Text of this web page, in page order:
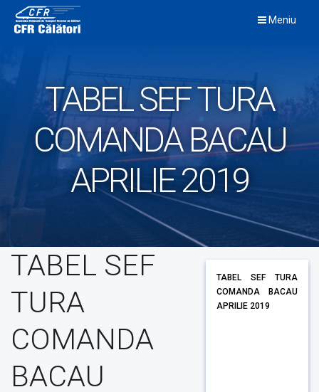
content
Meniu
TABEL SEF TURA
COMANDA BACAU
APRILIE 2019
TABEL SEF
TURA
COMANDA
BACAU
TABEL SEF TURA
COMANDA BACAU
APRILIE 2019